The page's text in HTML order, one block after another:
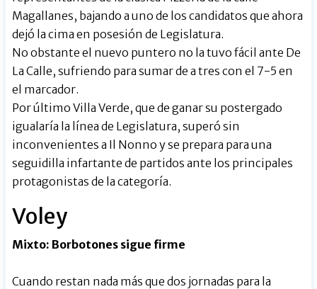
Magallanes, bajando a uno de los candidatos que ahora
dejó la cima en posesión de Legislatura.
No obstante el nuevo puntero no la tuvo fácil ante De
La Calle, sufriendo para sumar de a tres con el 7-5 en
el marcador.
Por último Villa Verde, que de ganar su postergado
igualaría la línea de Legislatura, superó sin
inconvenientes a Il Nonno y se prepara para una
seguidilla infartante de partidos ante los principales
protagonistas de la categoría.
Voley
Mixto: Borbotones sigue firme
Cuando restan nada más que dos jornadas para la